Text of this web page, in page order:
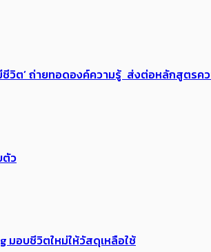
ต’ ถ่ายทอดองค์ความรู้ ส่งต่อหลักสูตรค
ตัว
มอบชีวิตใหม่ให้วัสดุเหลือใช้